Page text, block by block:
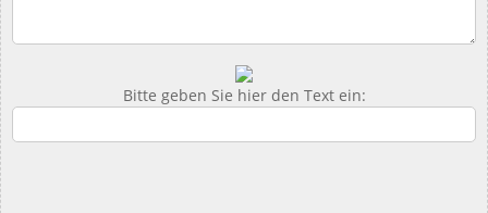
Bitte geben Sie hier den Text ein: